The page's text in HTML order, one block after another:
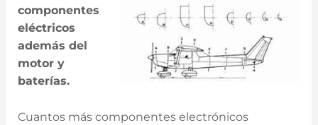
componentes
eléctricos
además del
motor y
baterías.
Cuantos más componentes electrónicos